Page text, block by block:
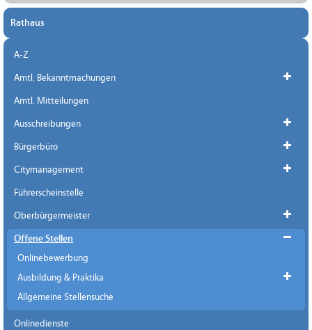
Rathaus
A-Z
Amtl. Bekanntmachungen
Amtl. Mitteilungen
Ausschreibungen
Bürgerbüro
Citymanagement
Führerscheinstelle
Oberbürgermeister
Offene Stellen
Onlinebewerbung
Ausbildung & Praktika
Allgemeine Stellensuche
Onlinedienste